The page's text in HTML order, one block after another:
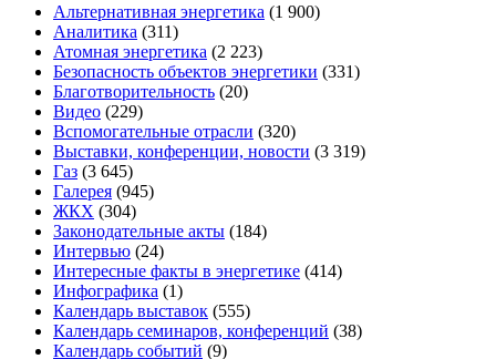
Альтернативная энергетика (1 900)
Аналитика (311)
Атомная энергетика (2 223)
Безопасность объектов энергетики (331)
Благотворительность (20)
Видео (229)
Вспомогательные отрасли (320)
Выставки, конференции, новости (3 319)
Газ (3 645)
Галерея (945)
ЖКХ (304)
Законодательные акты (184)
Интервью (24)
Интересные факты в энергетике (414)
Инфографика (1)
Календарь выставок (555)
Календарь семинаров, конференций (38)
Календарь событий (9)